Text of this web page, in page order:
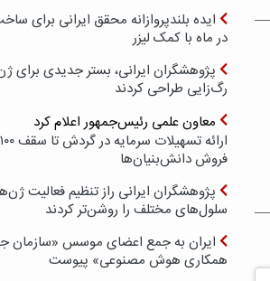
ایده بلندپروازانه محقق ایرانی برای
در ماه با کمک لیزر
پژوهشگران ایرانی، بستر جدیدی برای
رگ‌زایی طراحی کردند
معاون علمی رئیس‌جمهور اعلام کرد
فروش دانش‌بنیان‌ها
پژوهشگران ایرانی راز تنظیم فعالیت
سلول‌های مختلف را روشن‌تر کردند
ایران به جمع اعضای موسس «سازمان
همکاری هوش مصنوعی» پیوست